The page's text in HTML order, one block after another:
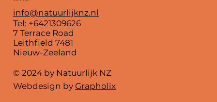
info@natuurlijknz.nl
Tel: +6421309626
7 Terrace Road
Leithfield 7481
Nieuw-Zeeland
© 2024 by Natuurlijk NZ
Webdesign by Grapholix